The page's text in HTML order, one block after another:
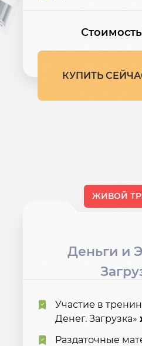
КУПИТЬ
Деньги и
Участие в
Денег. Загрузка»
Раздаточные
ЖИВОЙ